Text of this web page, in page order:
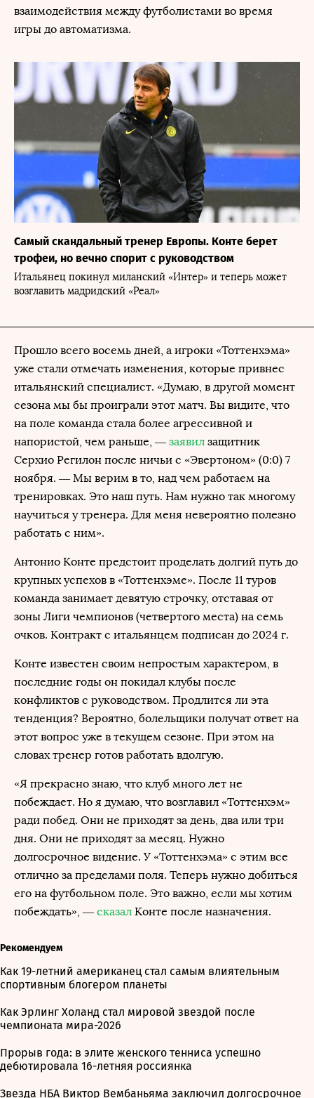
взаимодействия между футболистами во время
игры до автоматизма.
Самый скандальный тренер Европы. Конте берет
трофеи, но вечно спорит с руководством
Итальянец покинул миланский «Интер» и теперь может
возглавить мадридский «Реал»
Прошло всего восемь дней, а игроки «Тоттенхэма»
уже стали отмечать изменения, которые привнес
итальянский специалист. «Думаю, в другой момент
сезона мы бы проиграли этот матч. Вы видите, что
на поле команда стала более агрессивной и
напористой, чем раньше, — заявил защитник
Серхио Регилон после ничьи с «Эвертоном» (0:0) 7
ноября. — Мы верим в то, над чем работаем на
тренировках. Это наш путь. Нам нужно так многому
научиться у тренера. Для меня невероятно полезно
работать с ним».
Антонио Конте предстоит проделать долгий путь до
крупных успехов в «Тоттенхэме». После 11 туров
команда занимает девятую строчку, отставая от
зоны Лиги чемпионов (четвертого места) на семь
очков. Контракт с итальянцем подписан до 2024 г.
Конте известен своим непростым характером, в
последние годы он покидал клубы после
конфликтов с руководством. Продлится ли эта
тенденция? Вероятно, болельщики получат ответ на
этот вопрос уже в текущем сезоне. При этом на
словах тренер готов работать вдолгую.
«Я прекрасно знаю, что клуб много лет не
побеждает. Но я думаю, что возглавил «Тоттенхэм»
ради побед. Они не приходят за день, два или три
дня. Они не приходят за месяц. Нужно
долгосрочное видение. У «Тоттенхэма» с этим все
отлично за пределами поля. Теперь нужно добиться
его на футбольном поле. Это важно, если мы хотим
побеждать», — сказал Конте после назначения.
Рекомендуем
Как 19-летний американец стал самым влиятельным
спортивным блогером планеты
Как Эрлинг Холанд стал мировой звездой после
чемпионата мира-2026
Прорыв года: в элите женского тенниса успешно
дебютировала 16-летняя россиянка
Звезда НБА Виктор Вембаньяма заключил долгосрочное